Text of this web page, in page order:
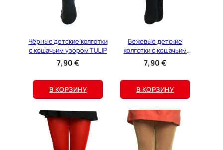
Чёрные детские колготки
с кошачьим узором TULIP
7,90€
В КОРЗИНУ
Бежевые детские
колготки с кошачьим
узором TULIP
7,90€
В КОРЗИНУ